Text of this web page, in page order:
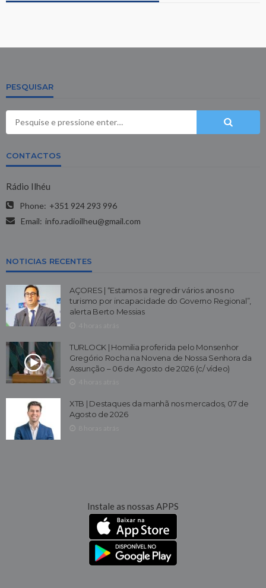
PESQUISAR
CONTACTOS
Rádio Ilhéu
Phone: +351 924 293 996
Email: info.radioilheu@gmail.com
NOTICIAS RECENTES
AÇORES | “Estamos a regredir vários anos no
turismo por incapacidade do Governo Regional”,
alerta Berto Messias
TURLOCK | Homilia proferida pelo Monsenhor
Gregório Rocha na Novena de Nossa Senhora da
Assunção – 06 de Agosto de 2026 (c/ vídeo)
XTB | Destaques da manhã nos mercados, 07 de
Agosto de 2026
Instale as nossas APPS